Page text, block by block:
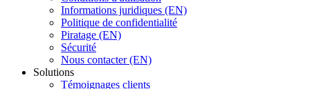
Informations juridiques (EN)
Politique de confidentialité
Piratage (EN)
Sécurité
Nous contacter (EN)
Solutions
Témoignages clients